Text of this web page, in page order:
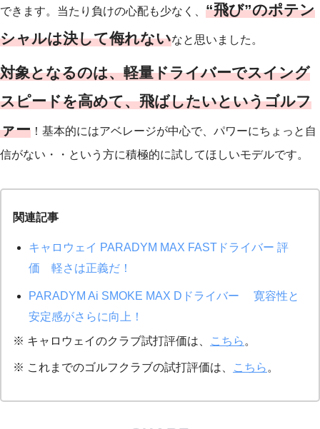
できます。当たり負けの心配も少なく、 “飛び”のポテン
シャルは決して侮れないなと思いました。
対象となるのは、軽量ドライバーでスイング
スピードを高めて、飛ばしたいというゴルフ
ァー ！基本的にはアベレージが中心で、パワーにちょっと自
信がない・・という方に積極的に試してほしいモデルです。
関連記事
キャロウェイ PARADYM MAX FASTドライバー 評
価 軽さは正義だ！
PARADYM Ai SMOKE MAX Dドライバー 寛容性と
安定感がさらに向上！
※ キャロウェイのクラブ試打評価は、
こちら 。
※ これまでのゴルフクラブの試打評価は、 こちら 。